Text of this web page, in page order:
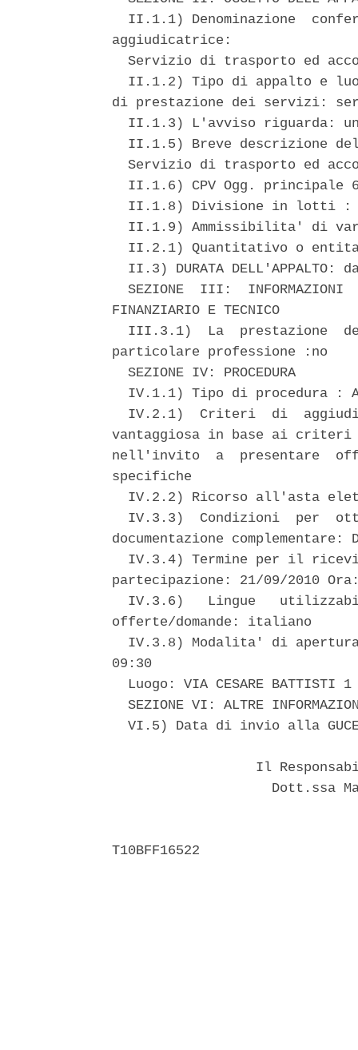
II.1.1) Denominazione
aggiudicatrice:
Servizio di trasporto ed
II.1.2) Tipo di appalto e
di prestazione dei servizi:
II.1.3) L'avviso riguarda:
II.1.5) Breve descrizione
Servizio di trasporto ed
II.1.6) CPV Ogg. principale
II.1.8) Divisione in lotti
II.1.9) Ammissibilita' di
II.2.1) Quantitativo o
II.3) DURATA DELL'APPALTO:
SEZIONE  III:  INFORMAZIONI
FINANZIARIO E TECNICO
III.3.1)  La  prestazione
particolare professione :no
  SEZIONE IV: PROCEDURA
IV.1.1) Tipo di procedura :
IV.2.1)  Criteri  di
vantaggiosa in base ai
nell'invito  a  presentare
specifiche
IV.2.2) Ricorso all'asta
IV.3.3)  Condizioni  per
documentazione complementare:
IV.3.4) Termine per il
partecipazione: 21/09/2010
IV.3.6)   Lingue
offerte/domande: italiano
IV.3.8) Modalita' di
09:30
Luogo: VIA CESARE BATTISTI
SEZIONE VI: ALTRE
VI.5) Data di invio alla
Il
Dott.ssa